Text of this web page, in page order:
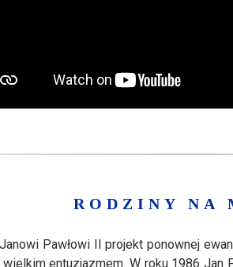
RODZINY NA
Pawłowi II projekt ponownej
entuzjazmem. W roku 1986 Jan